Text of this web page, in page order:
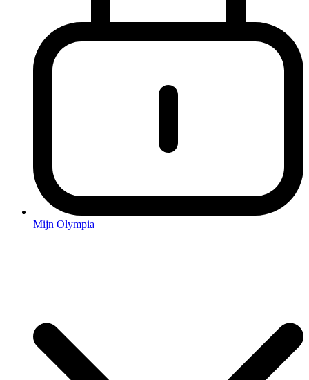
Mijn Olympia